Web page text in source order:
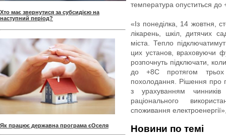
Хто має звернутися за субсидією на
наступний період?
Як працює державна програма єОселя
температура опуститься до
«Із понеділка, 14 жовтня,
лікарень, шкіл, дитячих
міста. Тепло
цих установ, враховуючи
розпочнуть підключати,
до +8С протягом трьох
похолодання. Рішення про
з урахуванням
раціонального
споживання
Новини по темі